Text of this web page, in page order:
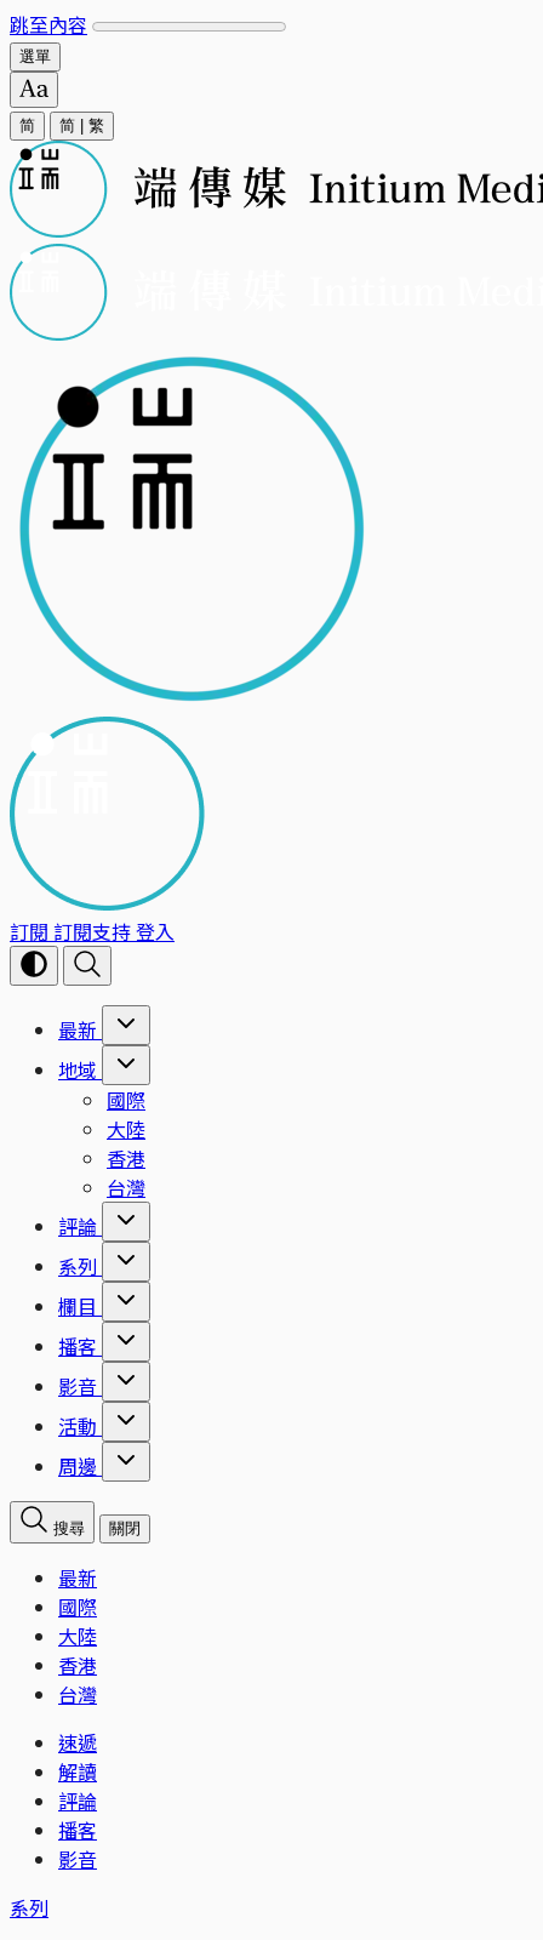
跳至內容
選單
简 简 繁
訂閱 訂閱支持登入
最新
地域
國際
大陸
香港
台灣
評論
系列
欄目
播客
影音
活動
周邊
搜尋 關閉
最新
國際
大陸
香港
台灣
速遞
解讀
評論
播客
影音
系列